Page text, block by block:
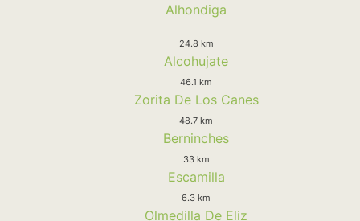
Alhondiga
24.8 km
Alcohujate
46.1 km
Zorita De Los Canes
48.7 km
Berninches
33 km
Escamilla
6.3 km
Olmedilla De Eliz